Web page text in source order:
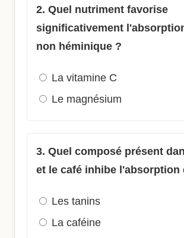
2. Quel nutriment favorise
significativement
non héminique ?
La vitamine C
Le magnésium
3. Quel composé présent
et le café inhibe l'absorption
Les tanins
La caféine